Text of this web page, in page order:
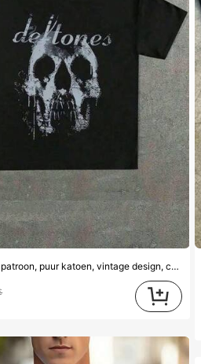
katoen, vintage design, casual kleding, zacht, ademend, stijlvol, zomerse tops, modieus